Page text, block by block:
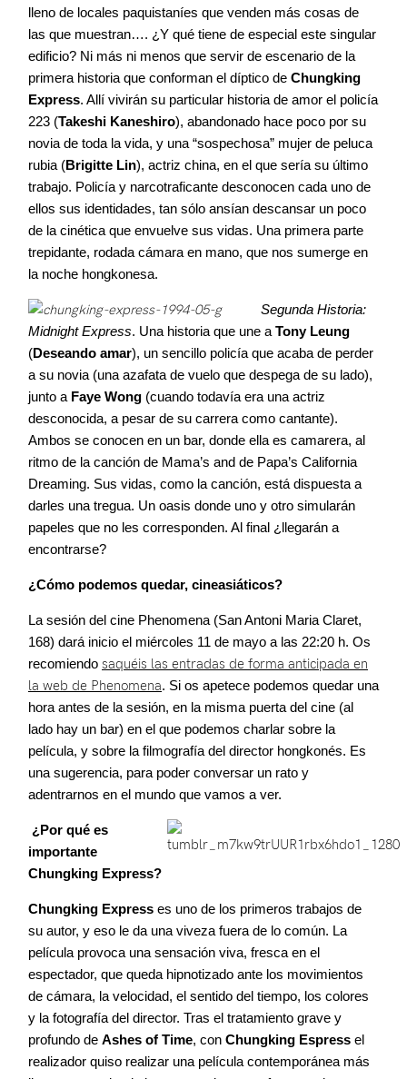
lleno de locales paquistaníes que venden más cosas de
las que muestran…. ¿Y qué tiene de especial este singular
edificio? Ni más ni menos que servir de escenario de la
primera historia que conforman el díptico de Chungking
Express. Allí vivirán su particular historia de amor el policía
223 (Takeshi Kaneshiro), abandonado hace poco por su
novia de toda la vida, y una “sospechosa” mujer de peluca
rubia (Brigitte Lin), actriz china, en el que sería su último
trabajo. Policía y narcotraficante desconocen cada uno de
ellos sus identidades, tan sólo ansían descansar un poco
de la cinética que envuelve sus vidas. Una primera parte
trepidante, rodada cámara en mano, que nos sumerge en
la noche hongkonesa.
Segunda Historia:
Midnight Express. Una historia que une a Tony Leung
(Deseando amar), un sencillo policía que acaba de perder
a su novia (una azafata de vuelo que despega de su lado),
junto a Faye Wong (cuando todavía era una actriz
desconocida, a pesar de su carrera como cantante).
Ambos se conocen en un bar, donde ella es camarera, al
ritmo de la canción de Mama’s and de Papa’s California
Dreaming. Sus vidas, como la canción, está dispuesta a
darles una tregua. Un oasis donde uno y otro simularán
papeles que no les corresponden. Al final ¿llegarán a
encontrarse?
¿Cómo podemos quedar, cineasiáticos?
La sesión del cine Phenomena (San Antoni Maria Claret,
168) dará inicio el miércoles 11 de mayo a las 22:20 h. Os
recomiendo saquéis las entradas de forma anticipada en
la web de Phenomena. Si os apetece podemos quedar una
hora antes de la sesión, en la misma puerta del cine (al
lado hay un bar) en el que podemos charlar sobre la
película, y sobre la filmografía del director hongkonés. Es
una sugerencia, para poder conversar un rato y
adentrarnos en el mundo que vamos a ver.
¿Por qué es
importante
Chungking Express?
Chungking Express es uno de los primeros trabajos de
su autor, y eso le da una viveza fuera de lo común. La
película provoca una sensación viva, fresca en el
espectador, que queda hipnotizado ante los movimientos
de cámara, la velocidad, el sentido del tiempo, los colores
y la fotografía del director. Tras el tratamiento grave y
profundo de Ashes of Time, con Chungking Espress el
realizador quiso realizar una película contemporánea más